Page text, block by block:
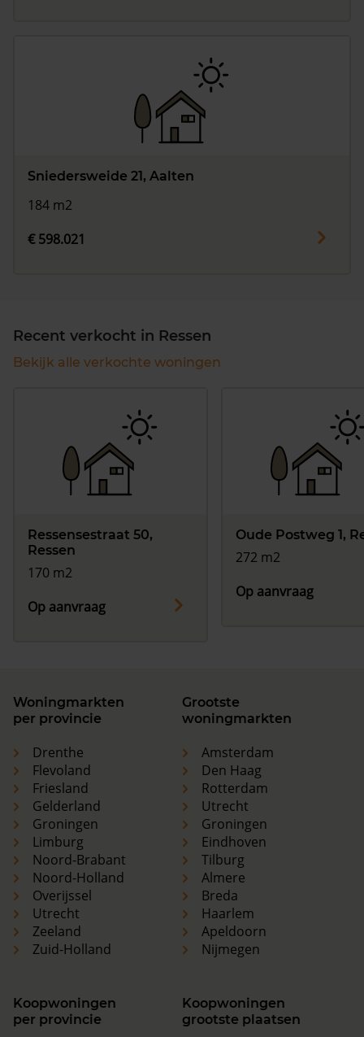
Sniedersweide 21, Aalten
184 m2
€ 598.021
Recent verkocht in Ressen
Bekijk alle verkochte woningen
Ressensestraat 50,
Ressen
170 m2
Op aanvraag
Oude Postweg 1,
272 m2
Op aanvraag
Woningmarkten
per provincie
Drenthe
Flevoland
Friesland
Gelderland
Groningen
Limburg
Noord-Brabant
Noord-Holland
Overijssel
Utrecht
Zeeland
Zuid-Holland
Grootste
woningmarkten
Amsterdam
Den Haag
Rotterdam
Utrecht
Groningen
Eindhoven
Tilburg
Almere
Breda
Haarlem
Apeldoorn
Nijmegen
Koopwoningen
per provincie
Koopwoningen
grootste plaatsen